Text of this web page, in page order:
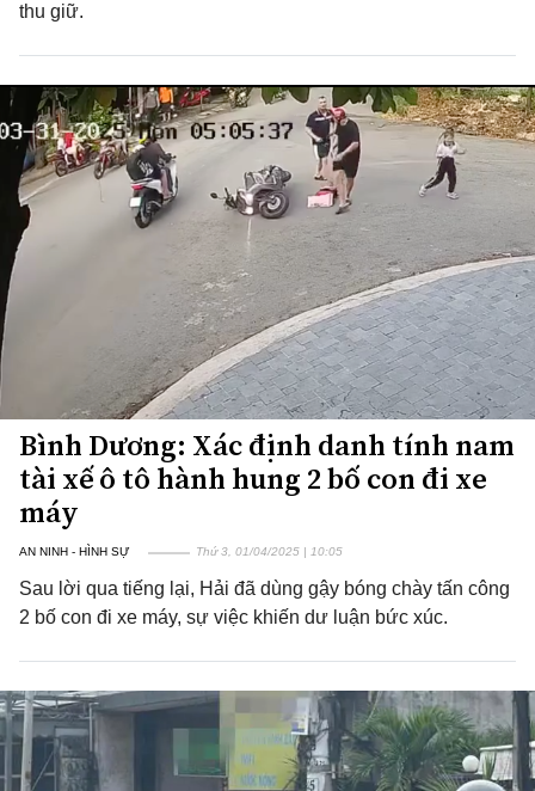
thu giữ.
Bình Dương: Xác định danh tính nam
tài xế ô tô hành hung 2 bố con đi xe
máy
AN NINH - HÌNH SỰ Thứ 3, 01/04/2025 | 10:05
Sau lời qua tiếng lại, Hải đã dùng gậy bóng chày tấn công
2 bố con đi xe máy, sự việc khiến dư luận bức xúc.